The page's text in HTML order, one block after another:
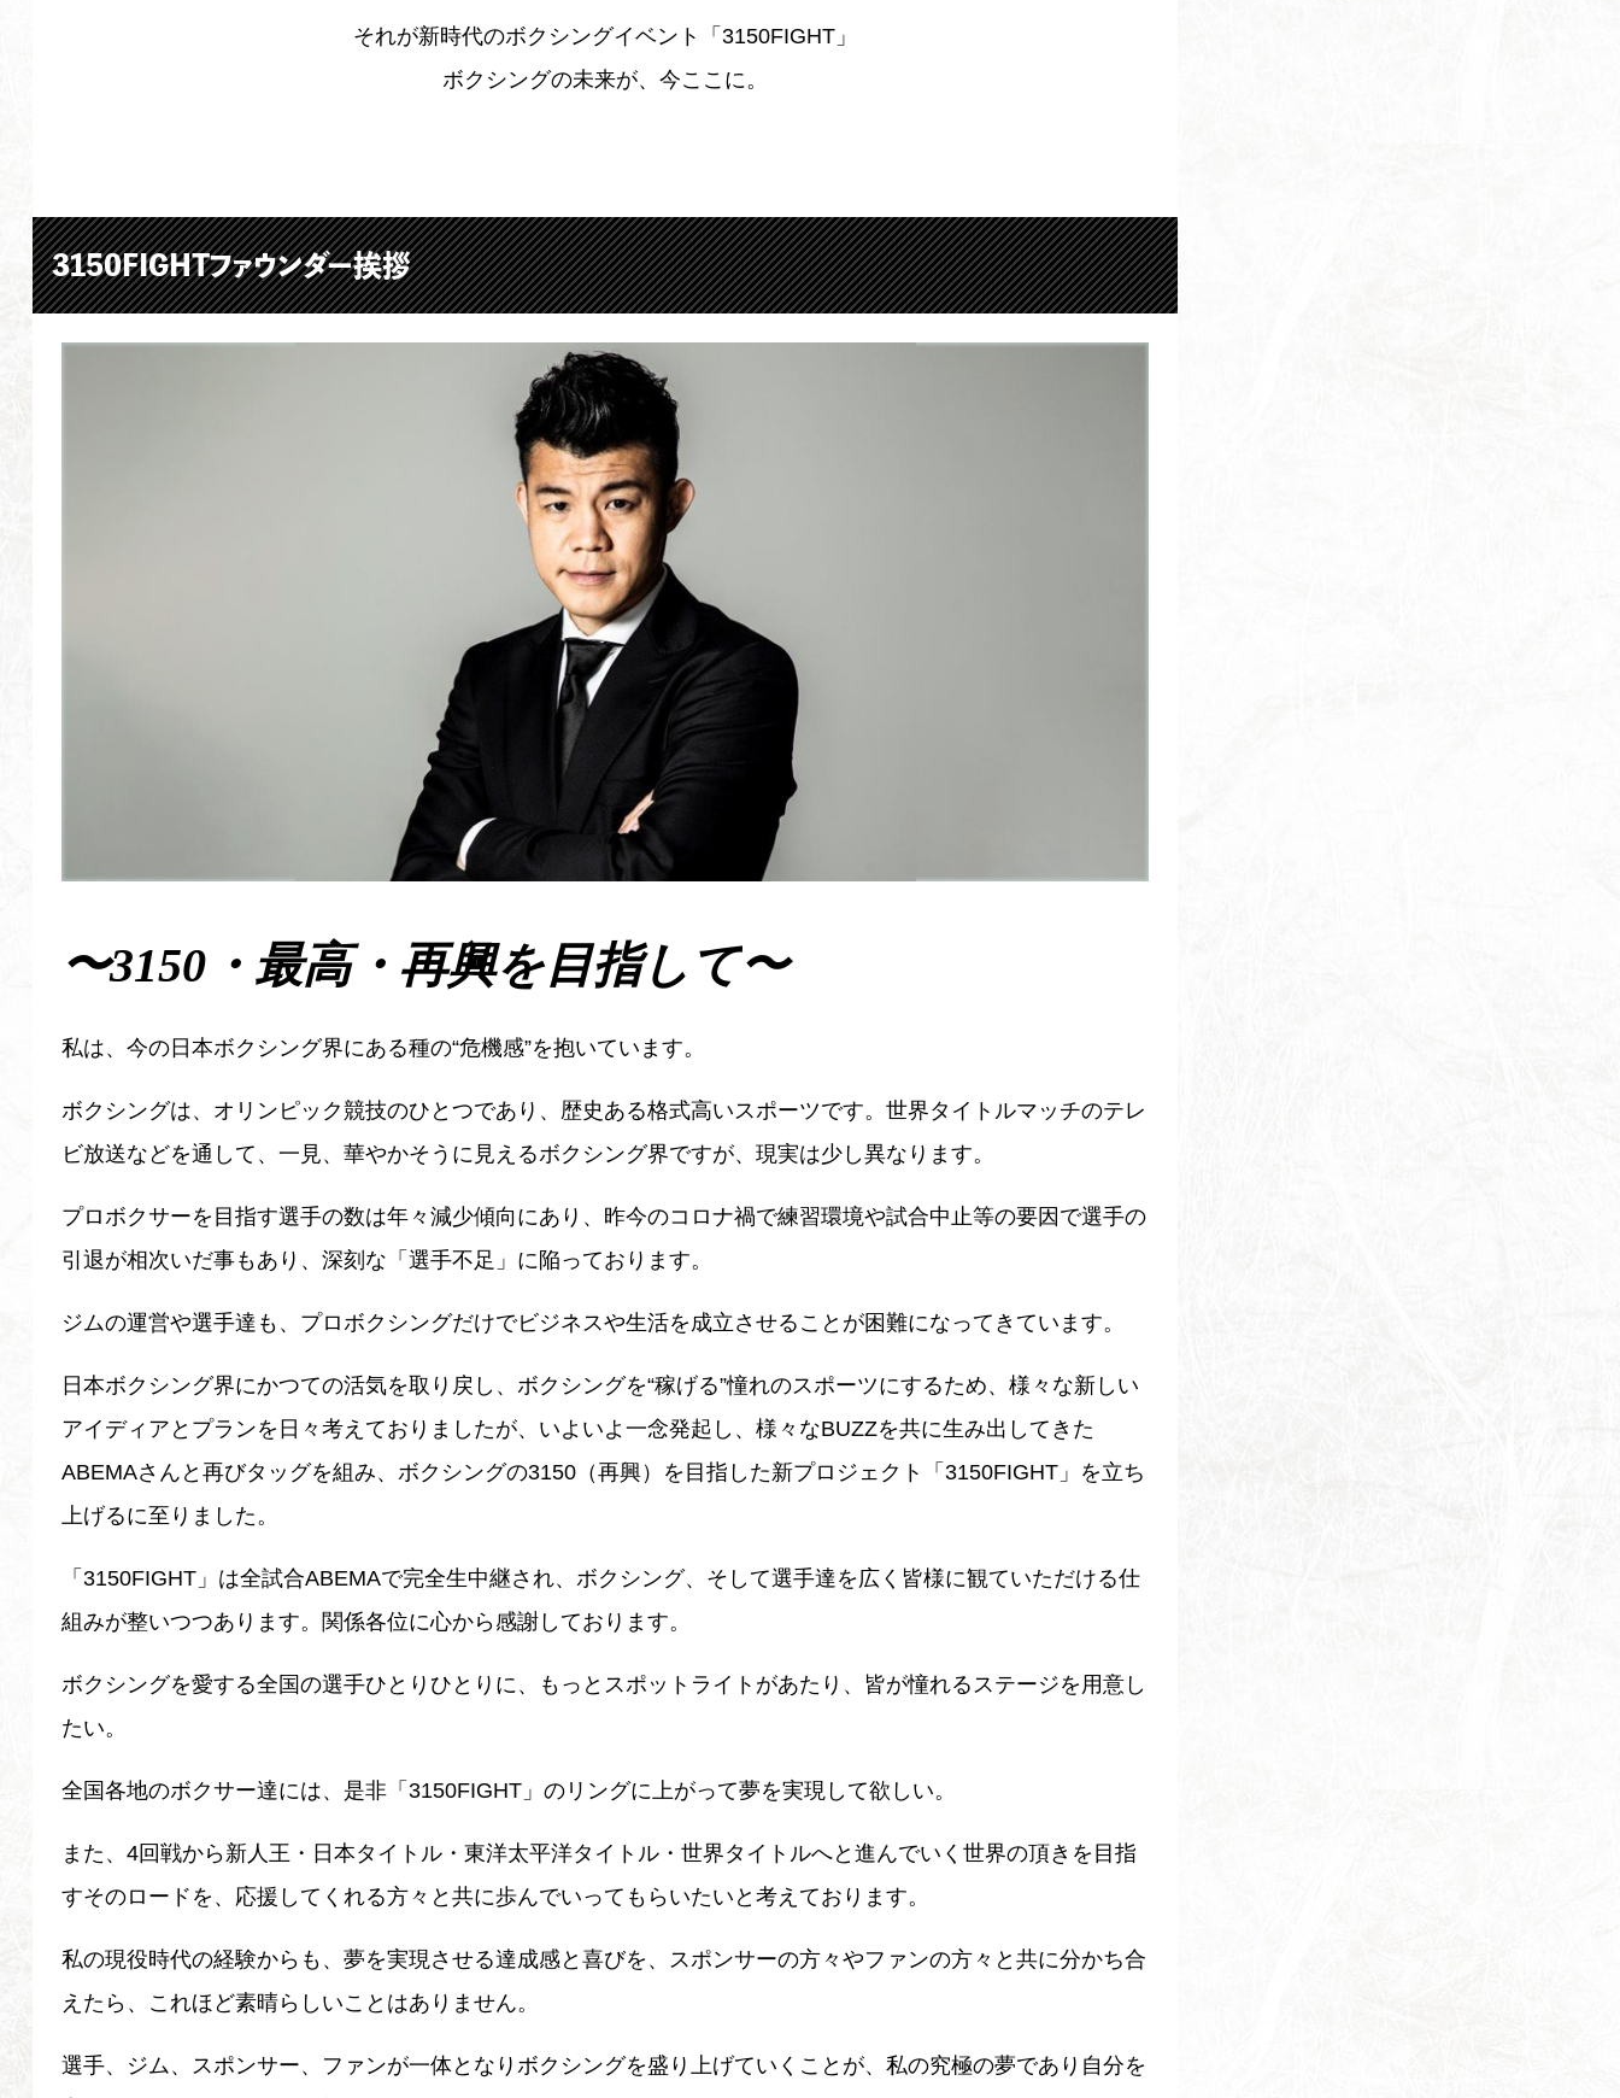
それが新時代のボクシングイベント「3150FIGHT」
ボクシングの未来が、今ここに。
3150FIGHTファウンダー挨拶
〜3150・最高・再興を目指して〜
私は、今の日本ボクシング界にある種の“危機感”を抱いています。
ボクシングは、オリンピック競技のひとつであり、歴史ある格式高いスポーツです。世界タイトルマッチのテレ
ビ放送などを通して、一見、華やかそうに見えるボクシング界ですが、現実は少し異なります。
プロボクサーを目指す選手の数は年々減少傾向にあり、昨今のコロナ禍で練習環境や試合中止等の要因で選手の
引退が相次いだ事もあり、深刻な「選手不足」に陥っております。
ジムの運営や選手達も、プロボクシングだけでビジネスや生活を成立させることが困難になってきています。
日本ボクシング界にかつての活気を取り戻し、ボクシングを“稼げる”憧れのスポーツにするため、様々な新しい
アイディアとプランを日々考えておりましたが、いよいよ一念発起し、様々なBUZZを共に生み出してきた
ABEMAさんと再びタッグを組み、ボクシングの3150（再興）を目指した新プロジェクト「3150FIGHT」を立ち
上げるに至りました。
「3150FIGHT」は全試合ABEMAで完全生中継され、ボクシング、そして選手達を広く皆様に観ていただける仕
組みが整いつつあります。関係各位に心から感謝しております。
ボクシングを愛する全国の選手ひとりひとりに、もっとスポットライトがあたり、皆が憧れるステージを用意し
たい。
全国各地のボクサー達には、是非「3150FIGHT」のリングに上がって夢を実現して欲しい。
また、4回戦から新人王・日本タイトル・東洋太平洋タイトル・世界タイトルへと進んでいく世界の頂きを目指
すそのロードを、応援してくれる方々と共に歩んでいってもらいたいと考えております。
私の現役時代の経験からも、夢を実現させる達成感と喜びを、スポンサーの方々やファンの方々と共に分かち合
えたら、これほど素晴らしいことはありません。
選手、ジム、スポンサー、ファンが一体となりボクシングを盛り上げていくことが、私の究極の夢であり自分を